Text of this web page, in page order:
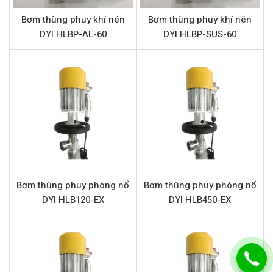
Thông số kỹ thuật bơm DYI HLB180-EX
Tên sản phẩm
Bơm thùng phuy phòng nổ
DYI HLB180-EX
Bơm thùng phuy điện
Thương hiệu
DYI Pump - Đài Loan
Inox 304
50 lpm
Độ nhớt tối đa
500 CPS
Chiều dài ống
90 cm
6 M
TAIWAN
Bơm thùng phuy khí nén
DYI HLBP-AL-60
Bơm thùng phuy khí nén
DYI HLBP-SUS-60
Bơm thùng phuy phòng nổ
DYI HLB120-EX
Bơm thùng phuy phòng nổ
DYI HLB450-EX